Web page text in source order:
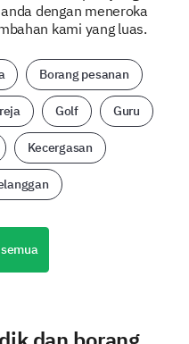
dengan meneroka
kami yang luas.
Borang pesanan
Golf Guru
Kecergasan